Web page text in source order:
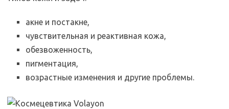
акне и постакне,
чувствительная и реактивная кожа,
обезвоженность,
пигментация,
возрастные изменения и другие проблемы.